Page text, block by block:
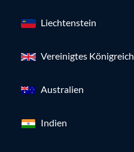
Liechtenstein
Vereinigtes Königreich
Australien
Indien